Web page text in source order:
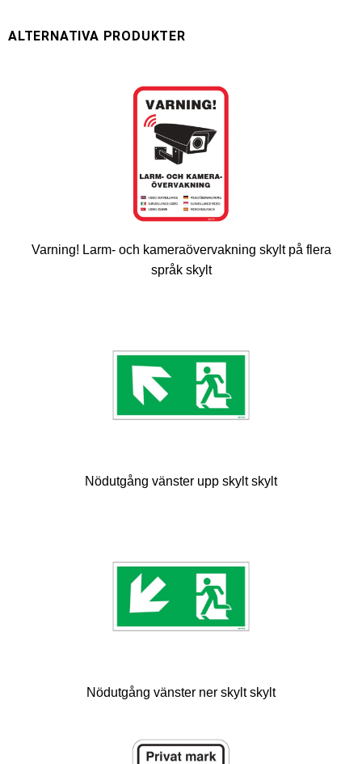
Varning! Larm- och kameraövervakning skylt på flera
språk skylt
Nödutgång vänster upp skylt skylt
Nödutgång vänster ner skylt skylt